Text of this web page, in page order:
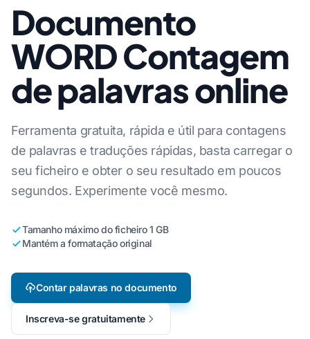
Documento
WORD Contagem
de palavras online
Ferramenta gratuita, rápida e útil para contagens
de palavras e traduções rápidas, basta carregar o
seu ficheiro e obter o seu resultado em poucos
segundos. Experimente você mesmo.
Tamanho máximo do ficheiro 1 GB
Mantém a formatação original
Contar palavras no documento
Inscreva-se gratuitamente